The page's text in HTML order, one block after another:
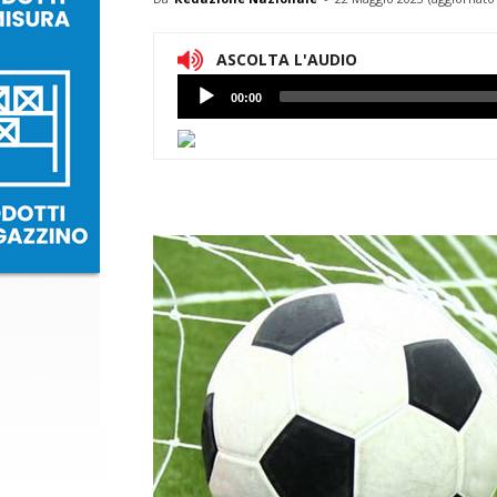
ASCOLTA L'AUDIO
Lettore
Audio
00:00